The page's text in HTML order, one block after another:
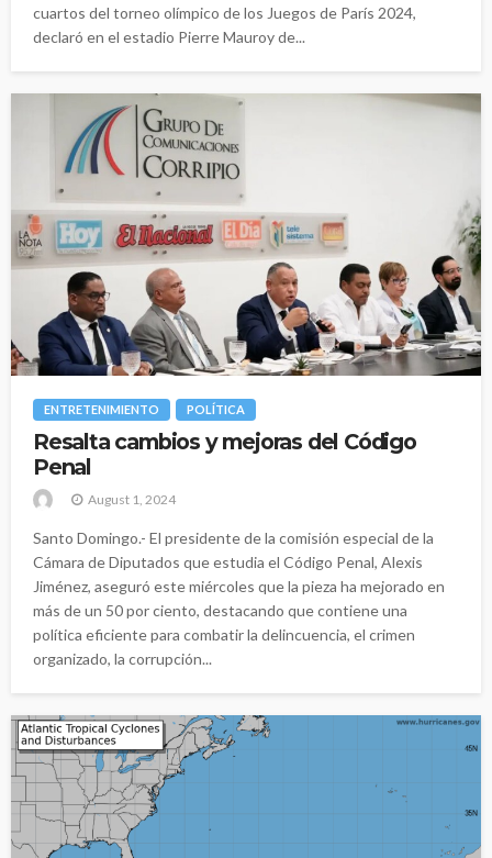
cuartos del torneo olímpico de los Juegos de París 2024,
declaró en el estadio Pierre Mauroy de...
ENTRETENIMIENTO POLÍTICA
Resalta cambios y mejoras del Código
Penal
August 1, 2024
Santo Domingo.- El presidente de la comisión especial de la
Cámara de Diputados que estudia el Código Penal, Alexis
Jiménez, aseguró este miércoles que la pieza ha mejorado en
más de un 50 por ciento, destacando que contiene una
política eficiente para combatir la delincuencia, el crimen
organizado, la corrupción...